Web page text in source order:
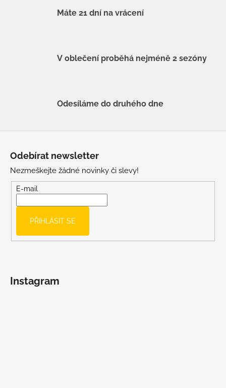
Máte 21 dní na vrácení
V oblečení proběhá nejméně 2 sezóny
Odesíláme do druhého dne
Odebírat newsletter
Nezmeškejte žádné novinky či slevy!
E-mail
PŘIHLÁSIT SE
Instagram